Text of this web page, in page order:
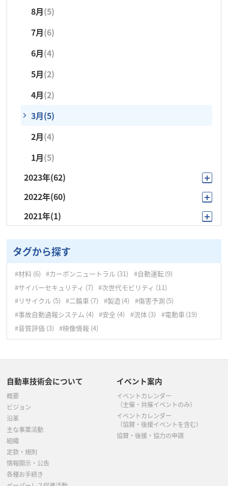
2月(1)
1月(4)
7月(6)
6月(3)
5月(4)
4月(3)
3月(5)
2月(1)
1月(4)
8月(5)
7月(6)
6月(4)
5月(2)
4月(2)
3月(5)
2月(4)
1月(5)
2023年(62)
12月(4)
11月(5)
10月(9)
9月(8)
8月
(5)
7月(2)
6月(4)
5月(6)
3月(4)
1月
2022年(60)
12月(10)
11月(7)
10月(5)
9月 (4)
8月(5)
7月(5)
6月(3)
5月(6)
4月(7)
2021年(1)
9月(1)
タグから探す
#材料 (6) #カーボンニュートラル (31) #自動運転(9)
#サイバーセキュリティ (7) #次世代モビリティ (11)
#リサイクル (5) #二輪車 (7) #製造(4) #傷害予測 (5)
#事故自動通報システム (4) #安全 (4) #流体(3) #電動車(19)
#音質評価 (3) #映像情報 (4)
自動車技術会について
概要
ビジョン
沿革
主な事業活動
組織
定款・規則
情報開示・公告
各種お手続き
イベント案内
イベントカレンダー
（主催・共催イベントのみ）
イベントカレンダー
（協賛・後援イベントを含む）
協賛・後援・協力の申請